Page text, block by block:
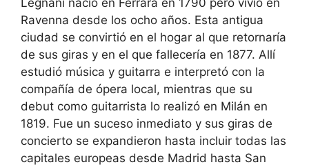
Ravenna desde los ocho años. Esta antigua
ciudad se convirtió en el hogar al que retornaría
de sus giras y en el que fallecería en 1877. Allí
estudió música y guitarra e interpretó con la
compañía de ópera local, mientras que su
debut como guitarrista lo realizó en Milán en
1819. Fue un suceso inmediato y sus giras de
concierto se expandieron hasta incluir todas las
capitales europeas desde Madrid hasta San